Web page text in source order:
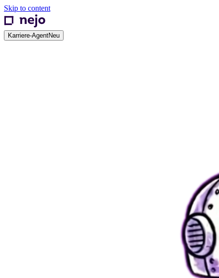
Skip to content
Karriere-AgentNeu